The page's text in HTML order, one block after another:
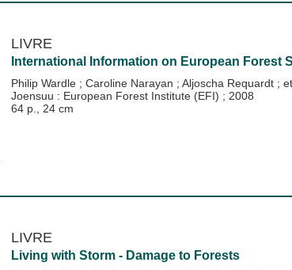
LIVRE
International Information on European Forest
Philip Wardle ; Caroline Narayan ; Aljoscha Requardt ;
Joensuu : European Forest Institute (EFI) ; 2008
64 p., 24 cm
LIVRE
Living with Storm - Damage to Forests